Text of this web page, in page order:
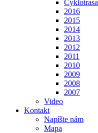
Cyklotrasa
2016
2015
2014
2013
2012
2011
2010
2009
2008
2007
Video
Kontakt
Napíšte nám
Mapa